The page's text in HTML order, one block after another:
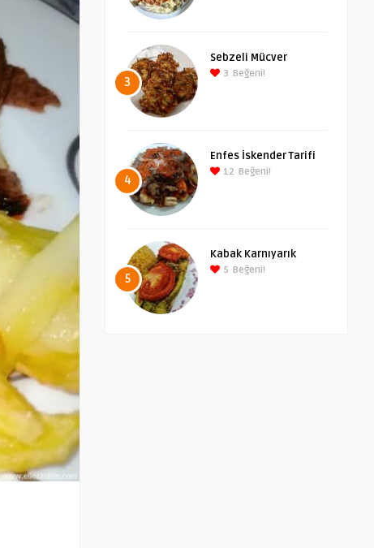
3
Sebzeli Mücver
3 Beğeni!
4
Enfes İskender Tarifi
12 Beğeni!
5
Kabak Karnıyarık
5 Beğeni!